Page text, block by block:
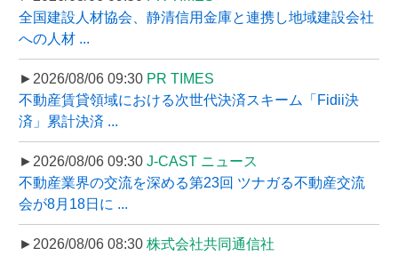
全国建設人材協会、静清信用金庫と連携し地域建設会社
への人材 ...
►2026/08/06 09:30 PR TIMES
不動産賃貸領域における次世代決済スキーム「Fidii決
済」累計決済 ...
►2026/08/06 09:30 J-CAST ニュース
不動産業界の交流を深める第23回 ツナガる不動産交流
会が8月18日に ...
►2026/08/06 08:30 株式会社共同通信社